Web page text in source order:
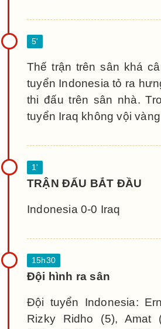
Thế trận trên sân khá
tuyển Indonesia tỏ ra
thi đấu trên sân nhà.
tuyển Iraq không vội
TRẬN ĐẤU BẮT ĐẦU
Indonesia 0-0 Iraq
Đội hình ra sân
Đội tuyển Indonesia:
Rizky Ridho (5), Amat